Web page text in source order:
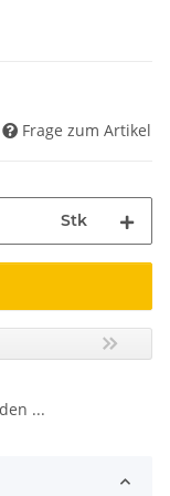
Frage zum Artikel
Stk
...